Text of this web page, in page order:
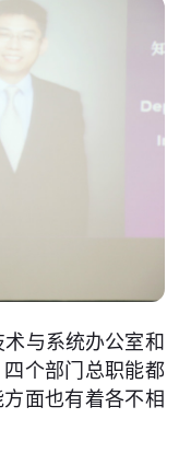
与系统办公室和
个部门总职能都
面也有着各不相